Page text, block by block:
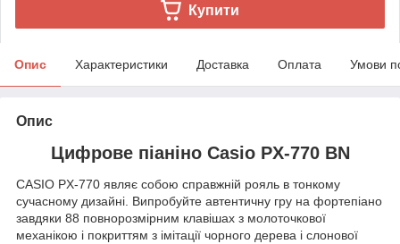
Купити
Опис Характеристики Доставка Оплата Умови
Опис
Цифрове піаніно Casio PX-770 BN
CASIO PX-770 являє собою справжній рояль в тонкому
сучасному дизайні. Випробуйте автентичну гру на фортепіано
завдяки 88 повнорозмірним клавішах з молоточкової
механікою і покриттям з імітації чорного дерева і слонової